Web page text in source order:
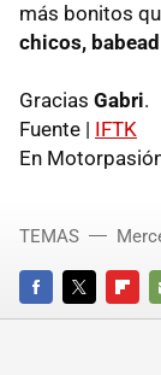
más bonitos
chicos, babead
Gracias Gabri.
Fuente | IFTK
En
FACEBOOKTWITTER
TEMAS